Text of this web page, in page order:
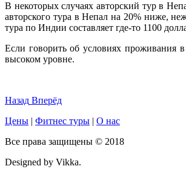
В некоторых случаях авторский тур в
авторского тура в Непал на 20% ниже,
тура по Индии составляет где-то 1100
Если говорить об условиях проживания в
высоком уровне.
Назад Вперёд
Цены | Фитнес туры | О нас
Все права защищены © 2018
Designed by Vikka.